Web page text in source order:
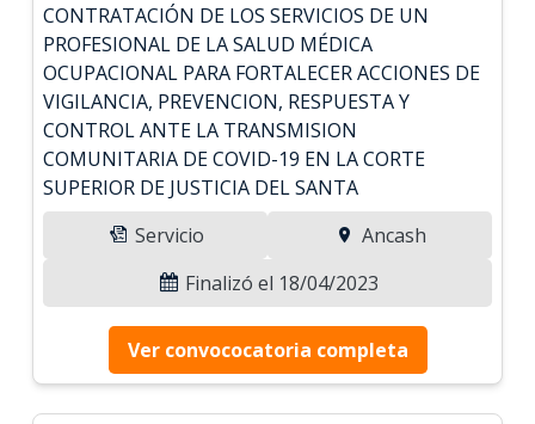
CONTRATACIÓN DE LOS SERVICIOS DE UN
PROFESIONAL DE LA SALUD MÉDICA
OCUPACIONAL PARA FORTALECER ACCIONES DE
VIGILANCIA, PREVENCION, RESPUESTA Y
CONTROL ANTE LA TRANSMISION
COMUNITARIA DE COVID-19 EN LA CORTE
SUPERIOR DE JUSTICIA DEL SANTA
Servicio
Ancash
Finalizó el 18/04/2023
Ver convococatoria completa